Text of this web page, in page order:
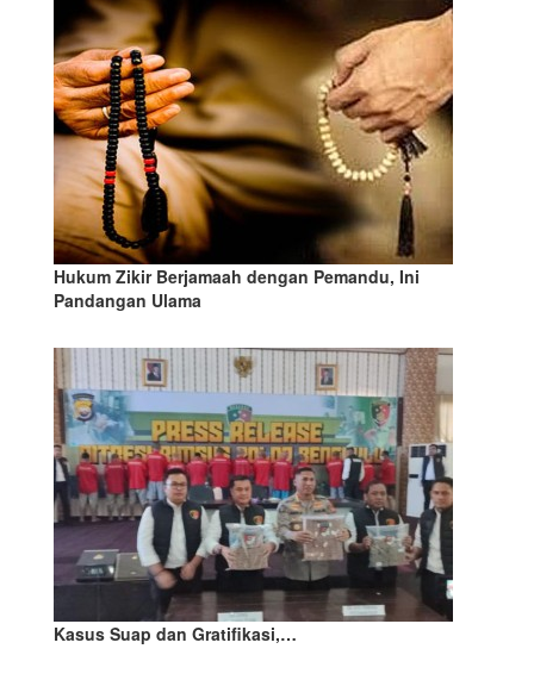
Hukum Zikir Berjamaah dengan Pemandu, Ini
Pandangan Ulama
Kasus Suap dan Gratifikasi,…